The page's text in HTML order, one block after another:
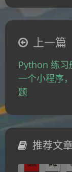
|´・ω・)ノ
∠( ᐛ 」∠)＿
୧(๑•̀⌄•́๑)૭
(´இ皿இ｀)
上一篇
Python 练习
一个小程序
题
推荐文章